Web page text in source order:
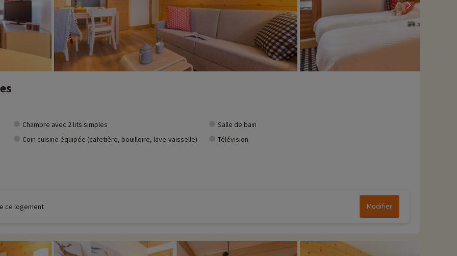
station de ski au monde
111 rouges et 37 noires)
Chambre avec 2 lits simples
Salle de bain
Coin cuisine équipée (cafetière, bouilloire, lave-vaisselle) Télévision
ce logement Modifier